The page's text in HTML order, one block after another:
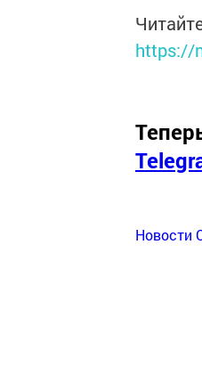
https://
Новости